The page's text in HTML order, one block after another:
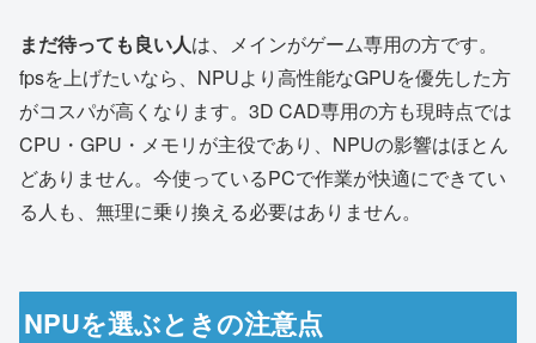
まだ待っても良い人は、メインがゲーム専用の方です。
fpsを上げたいなら、NPUより高性能なGPUを優先した方
がコスパが高くなります。3D CAD専用の方も現時点では
CPU・GPU・メモリが主役であり、NPUの影響はほとん
どありません。今使っているPCで作業が快適にできてい
る人も、無理に乗り換える必要はありません。
NPUを選ぶときの注意点